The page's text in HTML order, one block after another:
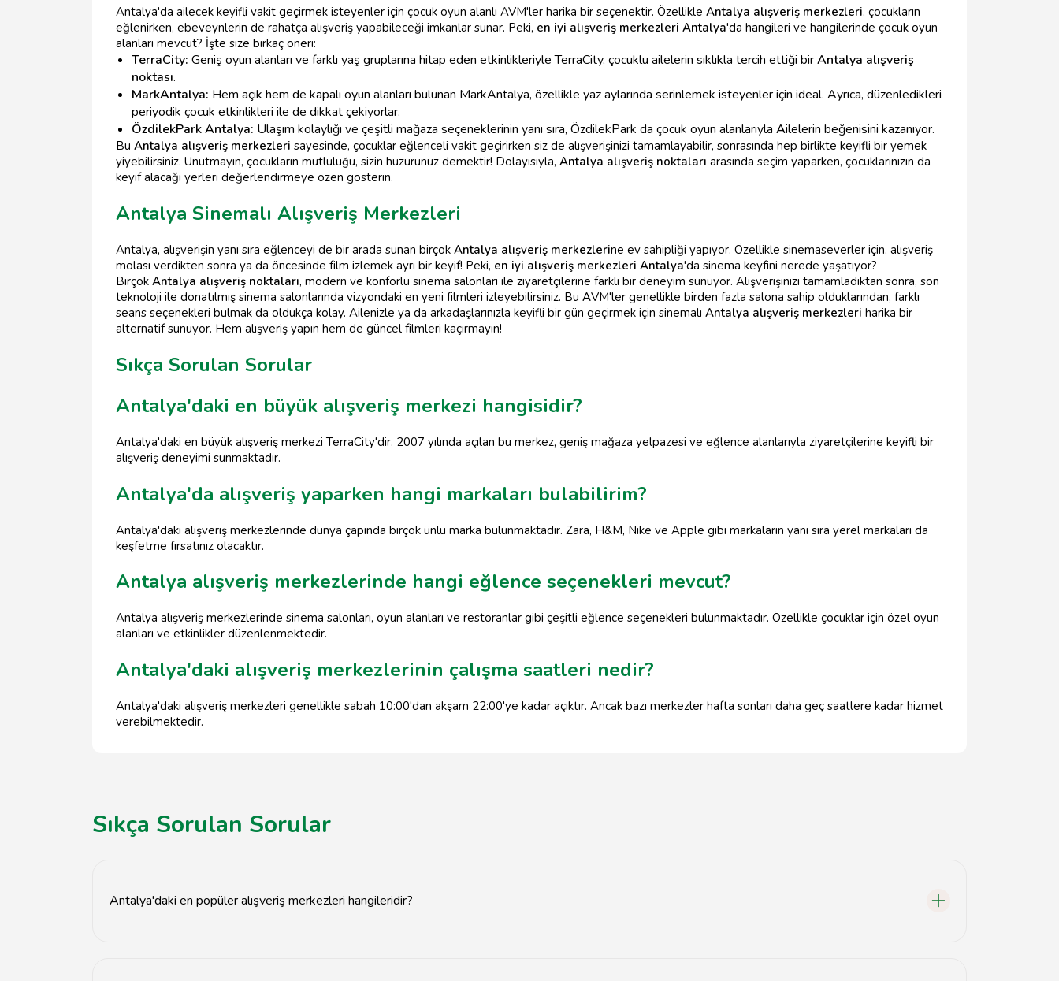
Antalya'da ailecek keyifli vakit geçirmek isteyenler için çocuk oyun alanlı AVM'ler harika bir seçenektir. Özellikle Antalya alışveriş merkezleri, çocukların
eğlenirken, ebeveynlerin de rahatça alışveriş yapabileceği imkanlar sunar. Peki, en iyi alışveriş merkezleri Antalya'da hangileri ve hangilerinde çocuk oyun
alanları mevcut? İşte size birkaç öneri:
TerraCity: Geniş oyun alanları ve farklı yaş gruplarına hitap eden etkinlikleriyle TerraCity, çocuklu ailelerin sıklıkla tercih ettiği birAntalya alışveriş
noktası.
MarkAntalya: Hem açık hem de kapalı oyun alanları bulunan MarkAntalya, özellikle yaz aylarında serinlemek isteyenler için ideal. Ayrıca, düzenledikleri
periyodik çocuk etkinlikleri ile de dikkat çekiyorlar.
ÖzdilekPark Antalya: Ulaşım kolaylığı ve çeşitli mağaza seçeneklerinin yanı sıra, ÖzdilekPark da çocuk oyun alanlarıyla Ailelerin beğenisini kazanıyor.
Bu Antalya alışveriş merkezleri sayesinde, çocuklar eğlenceli vakit geçirirken siz de alışverişinizi tamamlayabilir, sonrasında hep birlikte keyifli bir yemek
yiyebilirsiniz. Unutmayın, çocukların mutluluğu, sizin huzurunuz demektir! Dolayısıyla, Antalya alışveriş noktaları arasında seçim yaparken, çocuklarınızın da
keyif alacağı yerleri değerlendirmeye özen gösterin.
Antalya Sinemalı Alışveriş Merkezleri
Antalya, alışverişin yanı sıra eğlenceyi de bir arada sunan birçok Antalya alışveriş merkezlerine ev sahipliği yapıyor. Özellikle sinemaseverler için, alışveriş
molası verdikten sonra ya da öncesinde film izlemek ayrı bir keyif! Peki, en iyi alışveriş merkezleri Antalya'da sinema keyfini nerede yaşatıyor?
Birçok Antalya alışveriş noktaları, modern ve konforlu sinema salonları ile ziyaretçilerine farklı bir deneyim sunuyor. Alışverişinizi tamamladıktan sonra, son
teknoloji ile donatılmış sinema salonlarında vizyondaki en yeni filmleri izleyebilirsiniz. Bu AVM'ler genellikle birden fazla salona sahip olduklarından, farklı
seans seçenekleri bulmak da oldukça kolay. Ailenizle ya da arkadaşlarınızla keyifli bir gün geçirmek için sinemalı Antalya alışveriş merkezleri harika bir
alternatif sunuyor. Hem alışveriş yapın hem de güncel filmleri kaçırmayın!
Sıkça Sorulan Sorular
Antalya'daki en büyük alışveriş merkezi hangisidir?
Antalya'daki en büyük alışveriş merkezi TerraCity'dir. 2007 yılında açılan bu merkez, geniş mağaza yelpazesi ve eğlence alanlarıyla ziyaretçilerine keyifli bir
alışveriş deneyimi sunmaktadır.
Antalya'da alışveriş yaparken hangi markaları bulabilirim?
Antalya'daki alışveriş merkezlerinde dünya çapında birçok ünlü marka bulunmaktadır. Zara, H&M, Nike ve Apple gibi markaların yanı sıra yerel markaları da
keşfetme fırsatınız olacaktır.
Antalya alışveriş merkezlerinde hangi eğlence seçenekleri mevcut?
Antalya alışveriş merkezlerinde sinema salonları, oyun alanları ve restoranlar gibi çeşitli eğlence seçenekleri bulunmaktadır. Özellikle çocuklar için özel oyun
alanları ve etkinlikler düzenlenmektedir.
Antalya'daki alışveriş merkezlerinin çalışma saatleri nedir?
Antalya'daki alışveriş merkezleri genellikle sabah 10:00'dan akşam 22:00'ye kadar açıktır. Ancak bazı merkezler hafta sonları daha geç saatlere kadar hizmet
verebilmektedir.
Sıkça Sorulan Sorular
Antalya'daki en popüler alışveriş merkezleri hangileridir?